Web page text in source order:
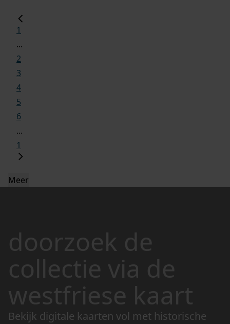
1
...
2
3
4
5
6
...
1
Meer
doorzoek de
collectie via de
westfriese kaart
Bekijk digitale kaarten vol met historische